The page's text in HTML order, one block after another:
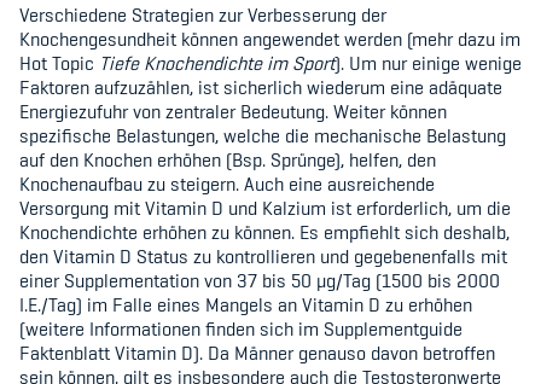
Verschiedene Strategien zur Verbesserung der
Knochengesundheit können angewendet werden (mehr dazu im
Hot Topic Tiefe Knochendichte im Sport). Um nur einige wenige
Faktoren aufzuzählen, ist sicherlich wiederum eine adäquate
Energiezufuhr von zentraler Bedeutung. Weiter können
spezifische Belastungen, welche die mechanische Belastung
auf den Knochen erhöhen (Bsp. Sprünge), helfen, den
Knochenaufbau zu steigern. Auch eine ausreichende
Versorgung mit Vitamin D und Kalzium ist erforderlich, um die
Knochendichte erhöhen zu können. Es empfiehlt sich deshalb,
den Vitamin D Status zu kontrollieren und gegebenenfalls mit
einer Supplementation von 37 bis 50 µg/Tag (1500 bis 2000
I.E./Tag) im Falle eines Mangels an Vitamin D zu erhöhen
(weitere Informationen finden sich im Supplementguide
Faktenblatt Vitamin D). Da Männer genauso davon betroffen
sein können, gilt es insbesondere auch die Testosteronwerte